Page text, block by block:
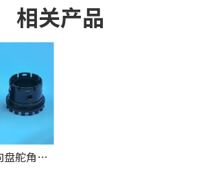
相关产品
SAS（方向盘舵角传感器）